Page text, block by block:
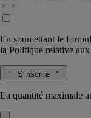
En soumettant le
la Politique relative
S'inscrire
La quantité maximale